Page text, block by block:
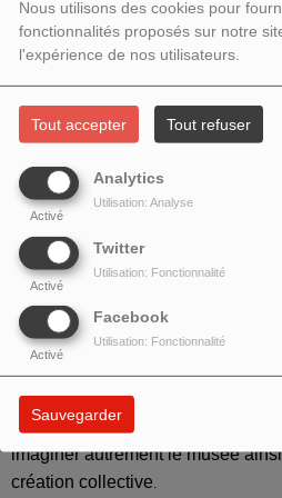
Nous utilisons des cookies pour
fonctionnalités proposés sur notre
l'expérience de nos utilisateurs.
Tout accepter Tout refuser
Analytics
Activé
Utilisation: Analyse
Twitter
Activé
Utilisation: Fonctionnalité
Facebook
Activé
Utilisation: Fonctionnalité
Sauvegarder
VERGÈS
Le programme de désordre
décoloniser le musée.
imaginer autrement le musée
création collective.